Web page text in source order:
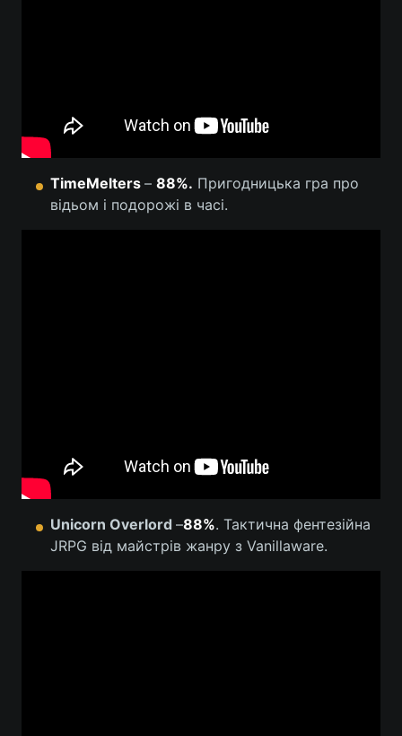
TimeMelters – 88%. Пригодницька гра про
відьом і подорожі в часі.
Unicorn Overlord –88%. Тактична фентезійна
JRPG від майстрів жанру з Vanillaware.